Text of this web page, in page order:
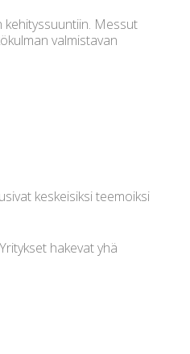
kehityssuuntiin. Messut
valmistavan
keskeisiksi teemoiksi
hakevat yhä